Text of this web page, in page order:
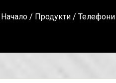
Начало / Продукти / Телефони